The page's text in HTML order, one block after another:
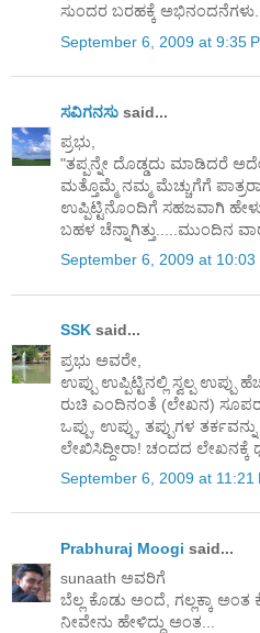
ಸುಂದರ ಬರಹಕ್ಕೆ
September 6, 2009 at 9:35
ಸವಿಗನಸು said...
ಪ್ರಭು,
"ತಪ್ಪನ್ನೇ ದೊಡ್ಡದು ಮಾಡಿದರೆ
ಮತ್ತೊಮ್ಮೆ ನಮ್ಮ ಮೆಚ್ಚುಗೆಗೆ
ಉಪ್ಪಿಟ್ಟಿನೊಂದಿಗೆ ಸಹಜವಾಗಿ
ಬಹಳ ಚೆನ್ನಾಗಿತ್ತು.....ಮುಂದಿನ
September 6, 2009 at 10:03
SSK said...
ಪ್ರಭು ಅವರೇ,
ಉಪ್ಪು ಉಪ್ಪಿಟ್ಟಿನಲ್ಲಿ ಸ್ವಲ್ಪ ಉಪ್ಪು
ರುಚಿ ಎಂದಿನಂತೆ (ಲೇಖನ)
ಒಪ್ಪು, ಉಪ್ಪು, ತಪ್ಪುಗಳ
ಲೇಖಿಸಿದ್ದೀರಾ! ಚಂದದ ಲೇಖನಕ್ಕೆ
September 6, 2009 at 11:21
Prabhuraj Moogi said...
sunaath ಅವರಿಗೆ
ಬೆಲ್ಲ ಕೊಡು ಅಂದೆ, ಗಲ್ಲಕ್ಕಾ
ನೀವೇನು ಹೇಳಿದ್ದು ಅಂತ...